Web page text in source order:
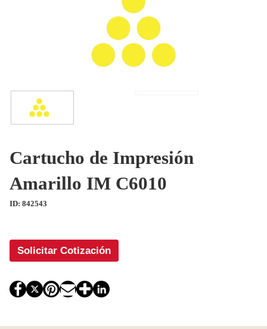
Cartucho de Impresión
Amarillo IM C6010
ID: 842543
Solicitar Cotización